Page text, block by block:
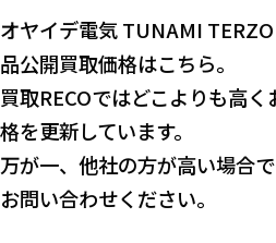
オヤイデ電気 TUNAMI
品公開買取価格はこちら。
買取RECOではどこよりも高
格を更新しています。
万が一、他社の方が高い場合
お問い合わせください。